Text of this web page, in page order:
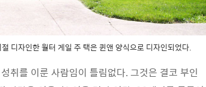
디자인한 월터 게일 주 택은 퀸앤 양식으로 디자인되었다.
취를 이룬 사람임이 틀림없다. 그것은 결코 부인